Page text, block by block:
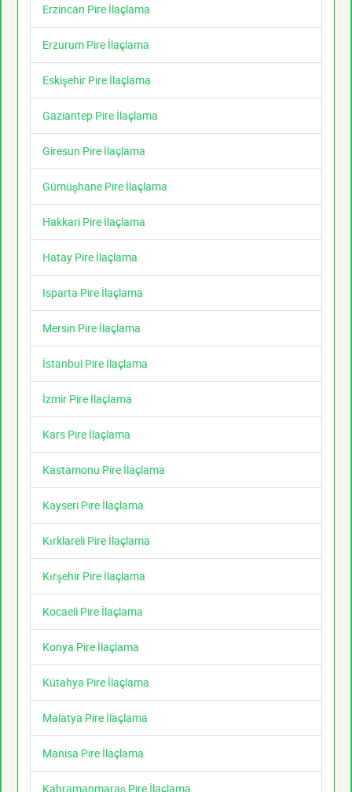
Erzincan Pire İlaçlama
Erzurum Pire İlaçlama
Eskişehir Pire İlaçlama
Gaziantep Pire İlaçlama
Giresun Pire İlaçlama
Gümüşhane Pire İlaçlama
Hakkari Pire İlaçlama
Hatay Pire İlaçlama
Isparta Pire İlaçlama
Mersin Pire İlaçlama
İstanbul Pire İlaçlama
İzmir Pire İlaçlama
Kars Pire İlaçlama
Kastamonu Pire İlaçlama
Kayseri Pire İlaçlama
Kırklareli Pire İlaçlama
Kırşehir Pire İlaçlama
Kocaeli Pire İlaçlama
Konya Pire İlaçlama
Kütahya Pire İlaçlama
Malatya Pire İlaçlama
Manisa Pire İlaçlama
Kahramanmaraş Pire İlaçlama